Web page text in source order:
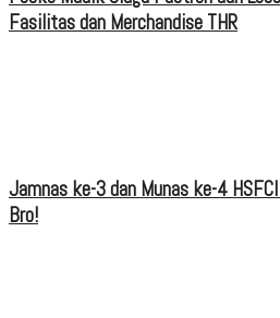
Fasilitas dan Merchandise THR
Jamnas ke-3 dan Munas ke-4
Bro!